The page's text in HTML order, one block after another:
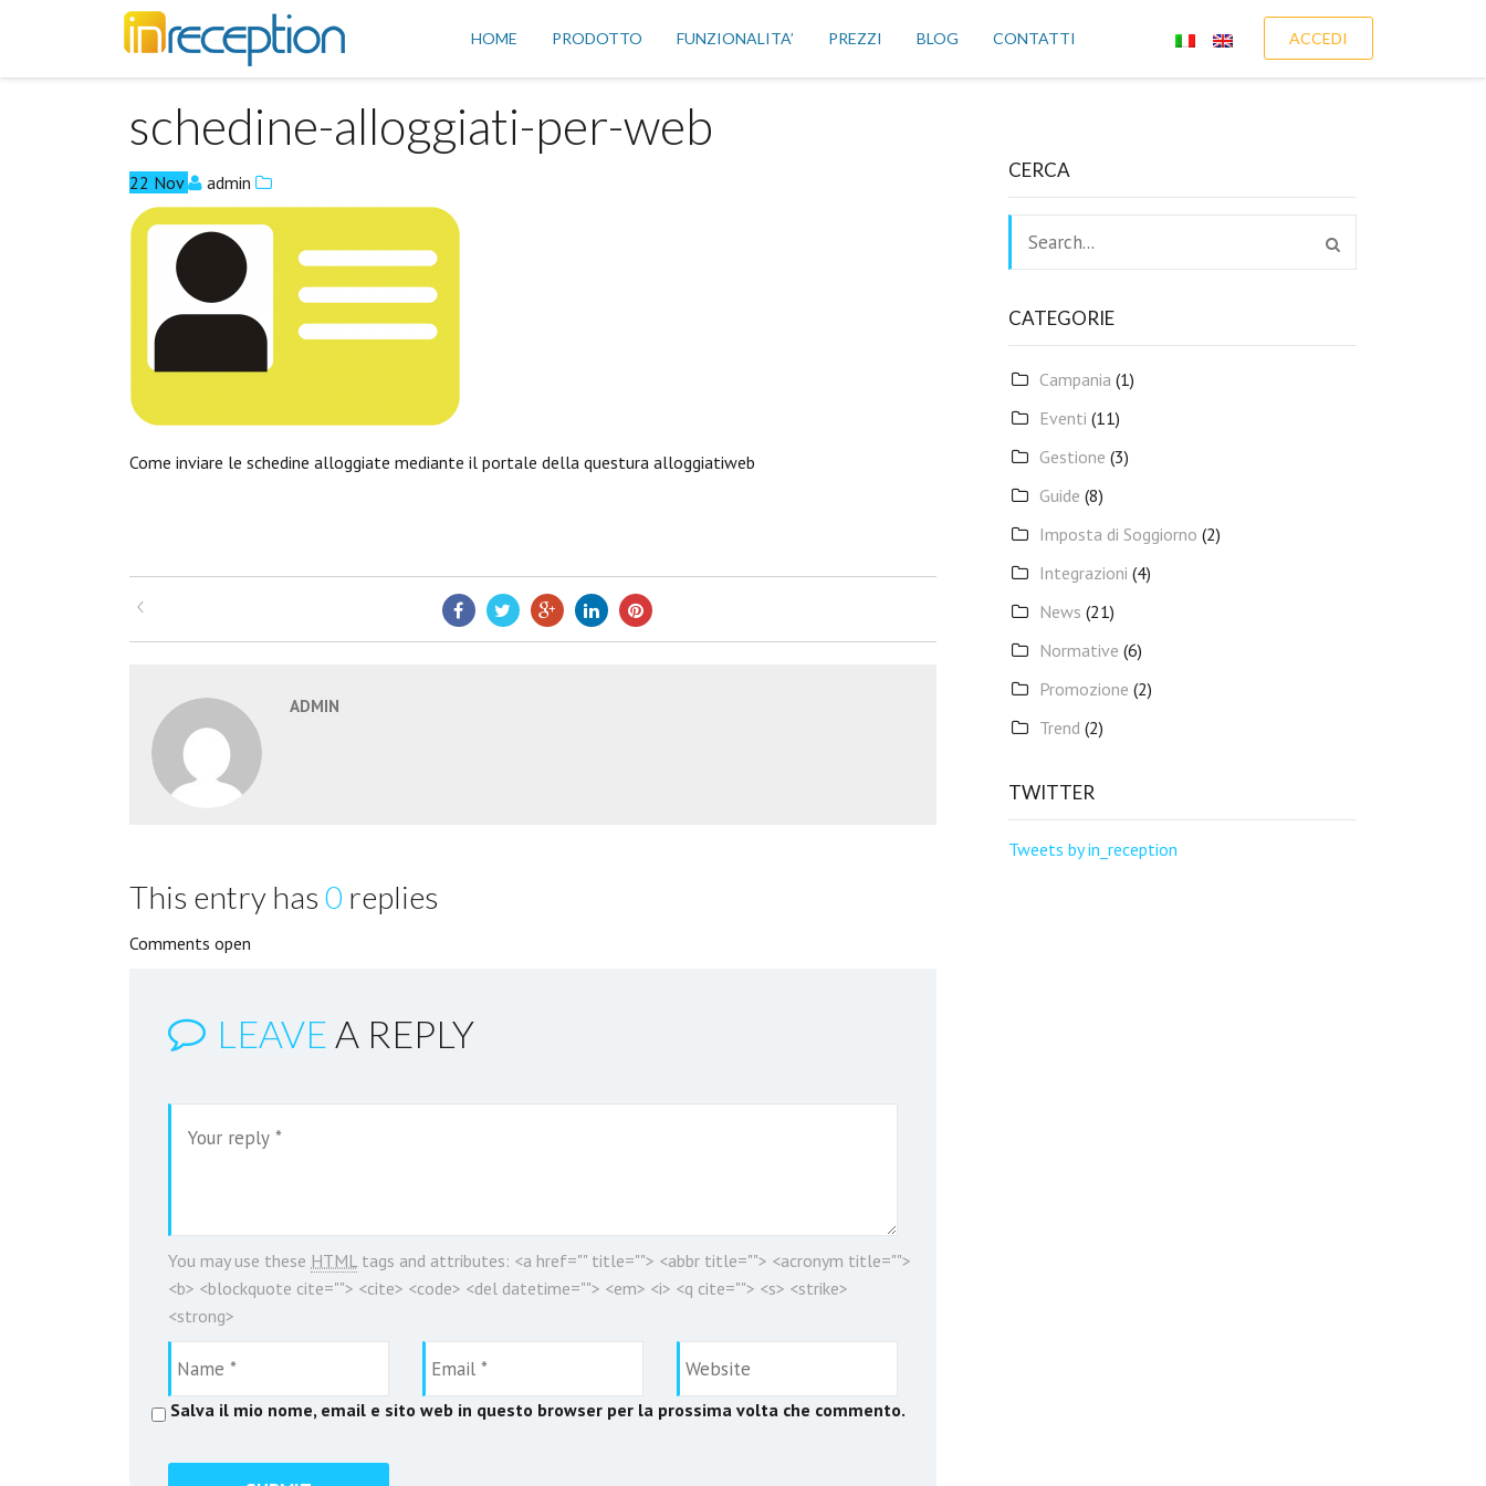
HOME PRODOTTO FUNZIONALITA’ PREZZI BLOG CONTATTI ACCEDI
schedine-alloggiati-per-web
22 Nov admin
Come inviare le schedine alloggiate mediante il portale della questura alloggiatiweb
ADMIN
This entry has 0 replies
Comments open
LEAVE A REPLY
You may use these HTMLtags and attributes: <a href="" title=""> <abbr title=""> <acronym title="">
<b> <blockquote cite=""> <cite> <code> <del datetime=""> <em> <i> <q cite=""> <s> <strike>
<strong>
Salva il mio nome, email e sito web in questo browser per la prossima volta che commento.
CERCA
CATEGORIE
Campania (1)
Eventi (11)
Gestione (3)
Guide (8)
Imposta di Soggiorno (2)
Integrazioni (4)
News (21)
Normative (6)
Promozione (2)
Trend (2)
TWITTER
Tweets by in_reception